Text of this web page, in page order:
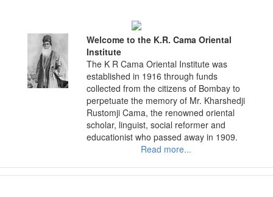
Welcome to the K.R. Cama Oriental
Institute
The K R Cama Oriental Institute was
established in 1916 through funds
collected from the citizens of Bombay to
perpetuate the memory of Mr. Kharshedji
Rustomji Cama, the renowned oriental
scholar, linguist, social reformer and
educationist who passed away in 1909.
Read more...